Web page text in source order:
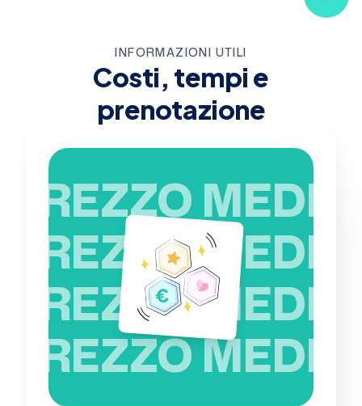
INFORMAZIONI UTILI
Costi, tempi e
prenotazione
PREZZO MEDIO
PREZZO MEDIO
PREZZO MEDIO
PREZZO MEDIO